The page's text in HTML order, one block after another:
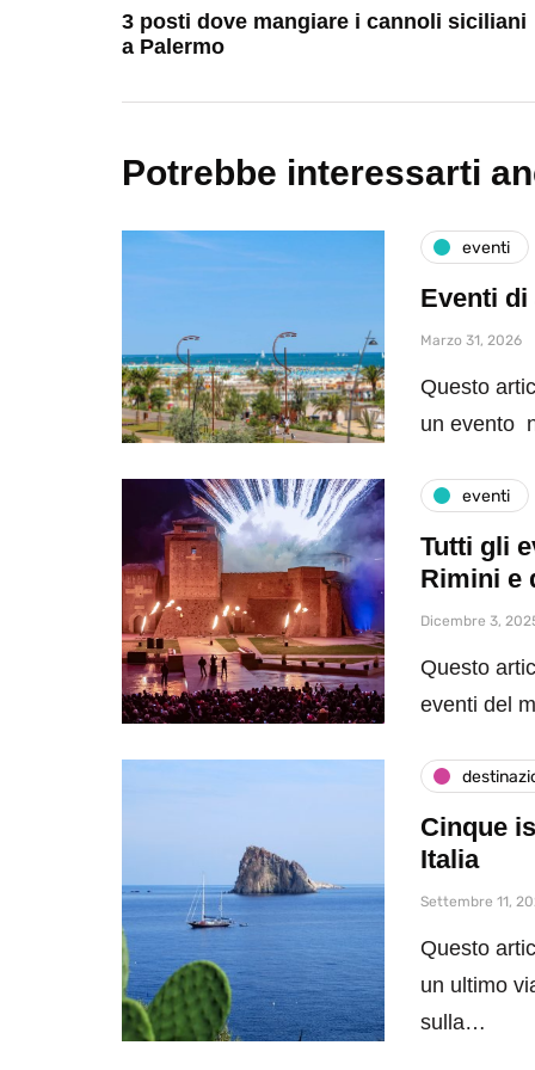
3 posti dove mangiare i cannoli siciliani
a Palermo
Potrebbe interessarti
eventi
Eventi di
Marzo 31, 2026
Questo
un evento
eventi
Tutti gli
Rimini e
Dicembre 3,
Questo
eventi del
Cinque
Italia
Settembre 11,
Questo
un ultimo
sulla…